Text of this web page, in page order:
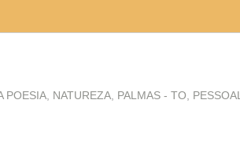
POESIA NATUREZA PALMAS - TO
PESSOAL